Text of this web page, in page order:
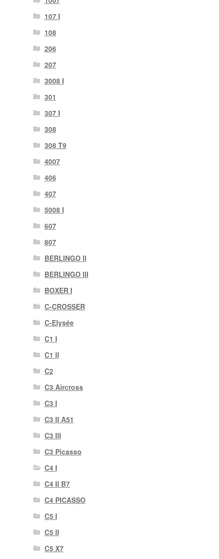
107 I
108
206
207
3008 I
301
307 I
308
308 T9
4007
406
407
5008 I
607
807
BERLINGO II
BERLINGO III
BOXER I
C-CROSSER
C-Elysée
C1 I
C1 II
C2
C3 Aircross
C3 I
C3 II A51
C3 III
C3 Picasso
C4 I
C4 II B7
C4 PICASSO
C5 I
C5 II
C5 X7